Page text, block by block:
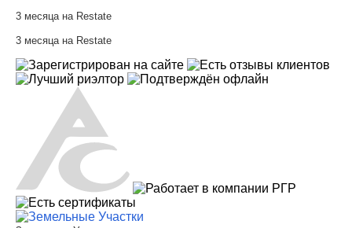
3 месяца на Restate
3 месяца на Restate